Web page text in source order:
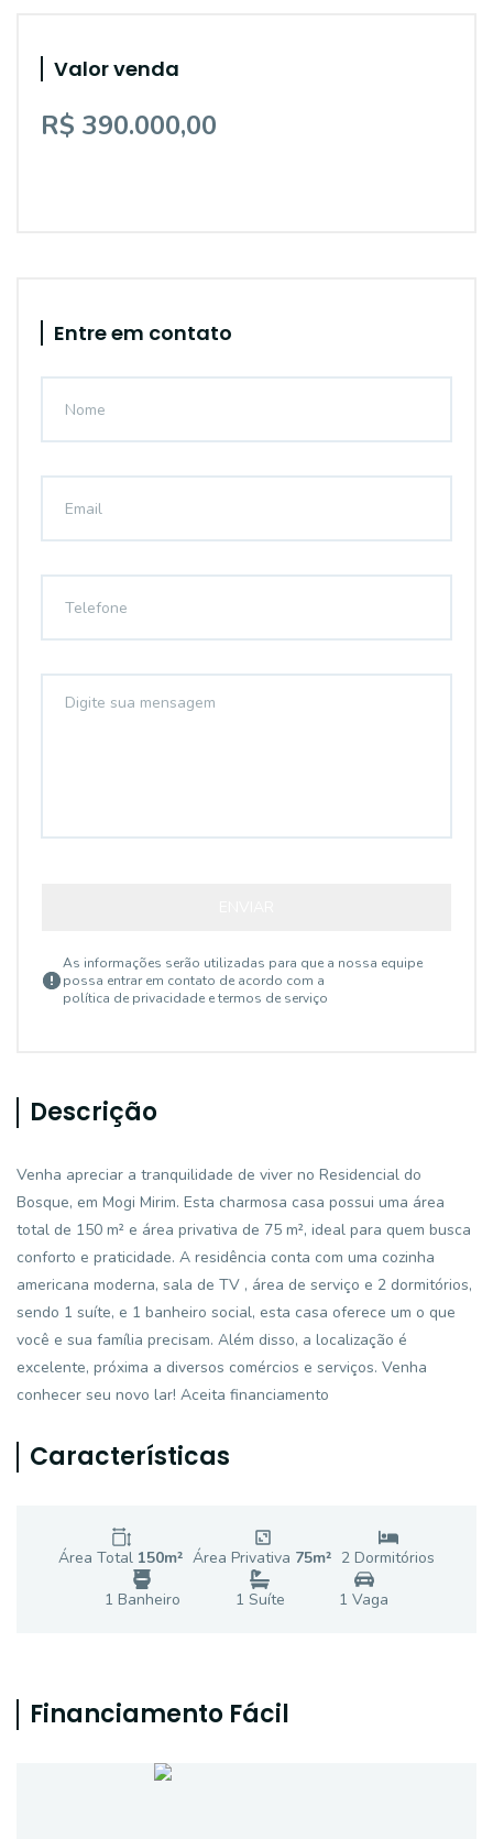
Valor venda
R$ 390.000,00
Entre em contato
As informações serão utilizadas para que a nossa equipe
possa entrar em contato de acordo com a
política de privacidade e termos de serviço
Descrição
Venha apreciar a tranquilidade de viver no Residencial do
Bosque, em Mogi Mirim. Esta charmosa casa possui uma área
total de 150 m² e área privativa de 75 m², ideal para quem busca
conforto e praticidade. A residência conta com uma cozinha
americana moderna, sala de TV , área de serviço e 2 dormitórios,
sendo 1 suíte, e 1 banheiro social, esta casa oferece um o que
você e sua família precisam. Além disso, a localização é
excelente, próxima a diversos comércios e serviços. Venha
conhecer seu novo lar! Aceita financiamento
Características
Área Total 150m² Área Privativa 75m² 2 Dormitórios
1 Banheiro 1 Suíte 1 Vaga
Financiamento Fácil